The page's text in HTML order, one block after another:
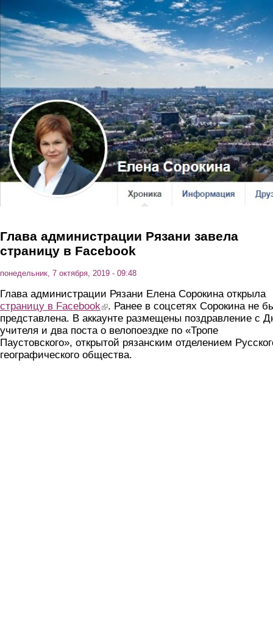
Перейти к основному содержанию
Глава администрации Рязани завела
страницу в Facebook
понедельник, 7 октября, 2019 - 09:48
Глава администрации Рязани Елена Сорокина открыла
страницу в Facebook(link is external)
. Ранее в соцсетях Сорокина не
представлена. В аккаунте размещены поздравление с
учителя и два поста о велопоездке по «Тропе
Паустовского», открытой рязанским отделением
географического общества.